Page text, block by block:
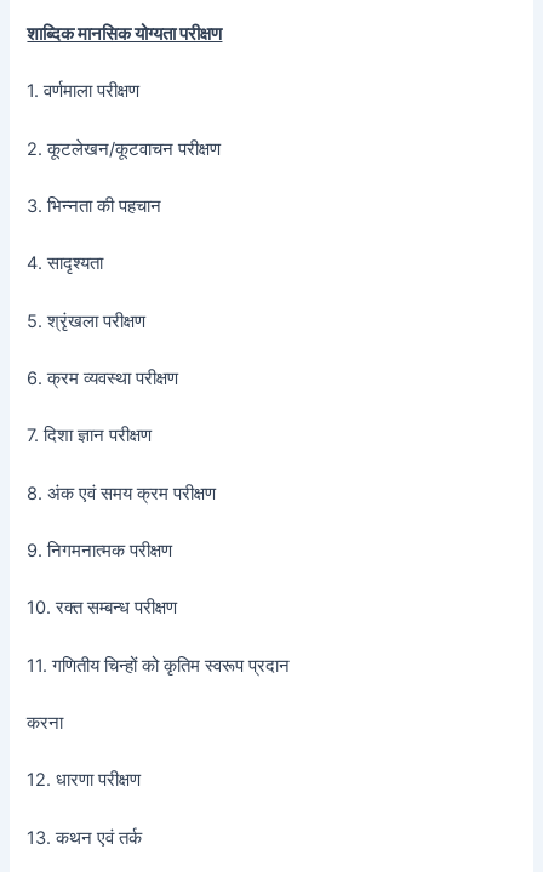
शाब्दिक मानसिक योग्यता परीक्षण
1. वर्णमाला परीक्षण
2. कूटलेखन/कूटवाचन परीक्षण
3. भिन्नता की पहचान
4. सादृश्यता
5. श्रृंखला परीक्षण
6. क्रम व्यवस्था परीक्षण
7. दिशा ज्ञान परीक्षण
8. अंक एवं समय क्रम परीक्षण
9. निगमनात्मक परीक्षण
10. रक्त सम्बन्ध परीक्षण
11. गणितीय चिन्हों को कृतिम स्वरूप प्रदान
करना
12. धारणा परीक्षण
13. कथन एवं तर्क